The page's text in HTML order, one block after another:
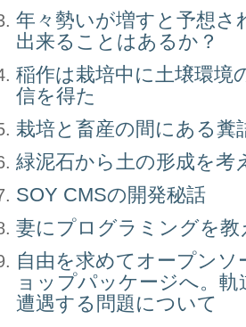
年々勢いが増すと予想さ
出来ることはあるか？
稲作は栽培中に土壌環境
信を得た
栽培と畜産の間にある糞
緑泥石から土の形成を考
SOY CMSの開発秘話
妻にプログラミングを教
自由を求めてオープンソ
ョップパッケージへ。軌
遭遇する問題について